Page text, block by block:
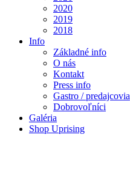
2020
2019
2018
Info
Základné info
O nás
Kontakt
Press info
Gastro / predajcovia
Dobrovoľníci
Galéria
Shop Uprising